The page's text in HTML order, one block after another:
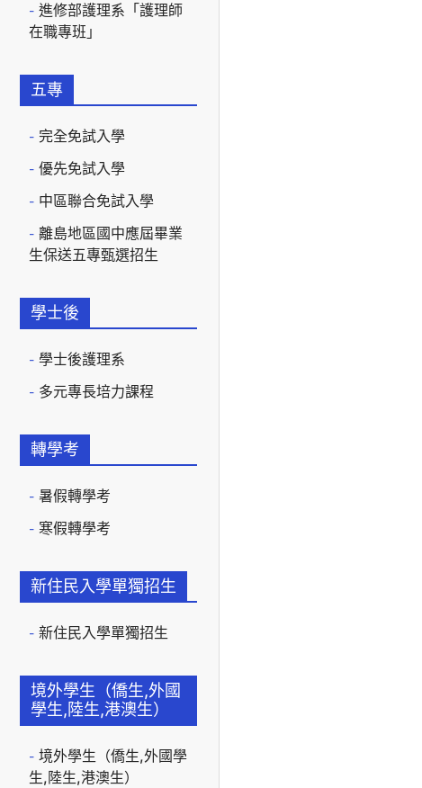
進修部護理系「護理師
在職專班」
五專
完全免試入學
優先免試入學
中區聯合免試入學
離島地區國中應屆畢業
生保送五專甄選招生
學士後
學士後護理系
多元專長培力課程
轉學考
暑假轉學考
寒假轉學考
新住民入學單獨招生
新住民入學單獨招生
境外學生（僑生,外國
學生,陸生,港澳生）
境外學生（僑生,外國學
生,陸生,港澳生）